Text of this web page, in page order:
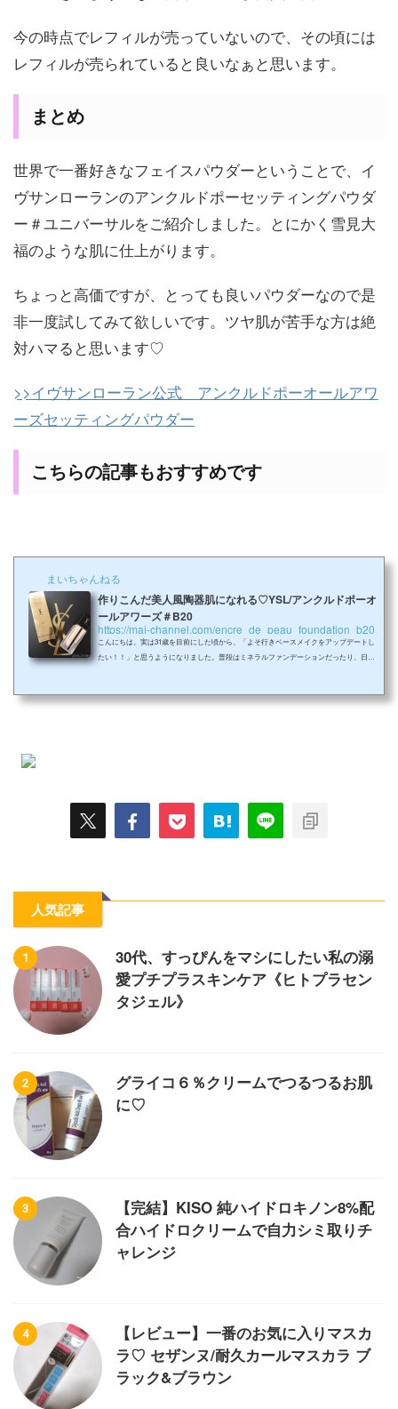
今の時点でレフィルが売っていないので、その頃には
レフィルが売られていると良いなぁと思います。
まとめ
世界で一番好きなフェイスパウダーということで、イ
ヴサンローランのアンクルドポーセッティングパウダ
ー＃ユニバーサルをご紹介しました。とにかく雪見大
福のような肌に仕上がります。
ちょっと高価ですが、とっても良いパウダーなので是
非一度試してみて欲しいです。ツヤ肌が苦手な方は絶
対ハマると思います♡
>>イヴサンローラン公式 アンクルドポーオールアワ
ーズセッティングパウダー
こちらの記事もおすすめです
まいちゃんねる
作りこんだ美人風陶器肌になれる♡YSL/アンクルドポーオ
ールアワーズ＃B20
https://mai-channel.com/encre_de_peau_foundation_b20
こんにちは。実は31歳を目前にした頃から、「よそ行きベースメイクをアップデートし
たい！！」と思うようになりました。普段はミネラルファンデーションだったり、日焼
したい！メリハリを付けて気合を入れたい！ナチュラルじゃなくて作った感じの美人顔
人気記事
1
30代、すっぴんをマシにしたい私の溺
愛プチプラスキンケア《ヒトプラセン
タジェル》
2
グライコ６％クリームでつるつるお肌
に♡
3
【完結】KISO 純ハイドロキノン8%配
合ハイドロクリームで自力シミ取りチ
ャレンジ
4
【レビュー】一番のお気に入りマスカ
ラ♡ セザンヌ/耐久カールマスカラ ブ
ラック&ブラウン